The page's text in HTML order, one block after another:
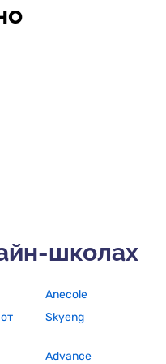
школах
Anecole
Skyeng
Advance